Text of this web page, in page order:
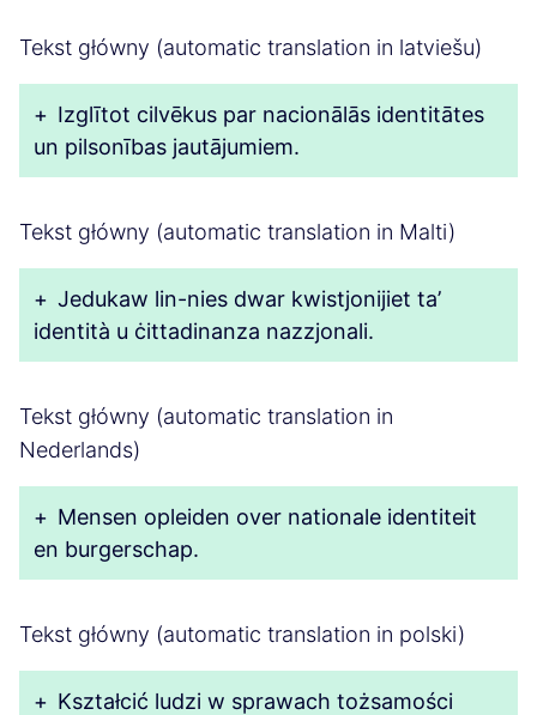
Tekst główny (automatic translation in latviešu)
+ Izglītot cilvēkus par nacionālās identitātes
un pilsonības jautājumiem.
Tekst główny (automatic translation in Malti)
+ Jedukaw lin-nies dwar kwistjonijiet ta’
identità u ċittadinanza nazzjonali.
Tekst główny (automatic translation in
Nederlands)
+ Mensen opleiden over nationale identiteit
en burgerschap.
Tekst główny (automatic translation in polski)
+ Kształcić ludzi w sprawach tożsamości